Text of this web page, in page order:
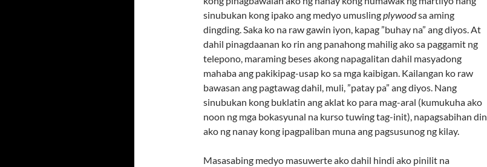
sinubukan kong ipako ang medyo umuslingplywoodsa aming
dingding. Saka ko na raw gawin iyon, kapag ”buhay na” ang diyos. At
dahil pinagdaanan ko rin ang panahong mahilig ako sa paggamit ng
telepono, maraming beses akong napagalitan dahil masyadong
mahaba ang pakikipag-usap ko sa mga kaibigan. Kailangan ko raw
bawasan ang pagtawag dahil, muli, ”patay pa” ang diyos. Nang
sinubukan kong buklatin ang aklat ko para mag-aral (kumukuha ako
noon ng mga bokasyunal na kurso tuwing tag-init), napagsabihan din
ako ng nanay kong ipagpaliban muna ang pagsusunog ng kilay.
Masasabing medyo masuwerte ako dahil hindi ako pinilit na